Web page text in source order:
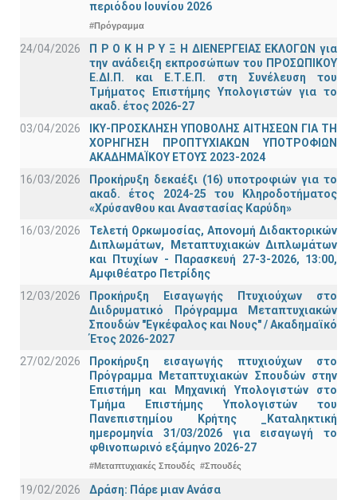
περιόδου Ιουνίου 2026
#Πρόγραμμα
24/04/2026
Π Ρ Ο Κ Η Ρ Υ Ξ Η ΔΙΕΝΕΡΓΕΙΑΣ ΕΚΛΟΓΩΝ για
την ανάδειξη εκπροσώπων του ΠΡΟΣΩΠΙΚΟΥ
Ε.ΔΙ.Π. και Ε.Τ.Ε.Π. στη Συνέλευση του
Τμήματος Επιστήμης Υπολογιστών για το
ακαδ. έτος 2026-27
03/04/2026
ΙΚΥ-ΠΡΟΣΚΛΗΣΗ ΥΠΟΒΟΛΗΣ ΑΙΤΗΣΕΩΝ ΓΙΑ ΤΗ
ΧΟΡΗΓΗΣΗ ΠΡΟΠΤΥΧΙΑΚΩΝ ΥΠΟΤΡΟΦΙΩΝ
ΑΚΑΔΗΜΑΪΚΟΥ ΕΤΟΥΣ 2023-2024
16/03/2026
Προκήρυξη δεκαέξι (16) υποτροφιών για το
ακαδ. έτος 2024-25 του Κληροδοτήματος
«Χρύσανθου και Αναστασίας Καρύδη»
16/03/2026
Τελετή Ορκωμοσίας, Απονομή Διδακτορικών
Διπλωμάτων, Μεταπτυχιακών Διπλωμάτων
και Πτυχίων - Παρασκευή 27-3-2026, 13:00,
Αμφιθέατρο Πετρίδης
12/03/2026
Προκήρυξη Εισαγωγής Πτυχιούχων στο
Διιδρυματικό Πρόγραμμα Μεταπτυχιακών
Σπουδών "Εγκέφαλος και Νους" / Ακαδημαϊκό
Έτος 2026-2027
27/02/2026
Προκήρυξη εισαγωγής πτυχιούχων στo
Πρόγραμμα Μεταπτυχιακών Σπουδών στην
Επιστήμη και Μηχανική Υπολογιστών στο
Τμήμα Eπιστήμης Υπολογιστών του
Πανεπιστημίου Κρήτης _Καταληκτική
ημερομηνία 31/03/2026 για εισαγωγή το
φθινοπωρινό εξάμηνο 2026-27
#Μεταπτυχιακές Σπουδές #Σπουδές
19/02/2026
Δράση: Πάρε μιαν Ανάσα